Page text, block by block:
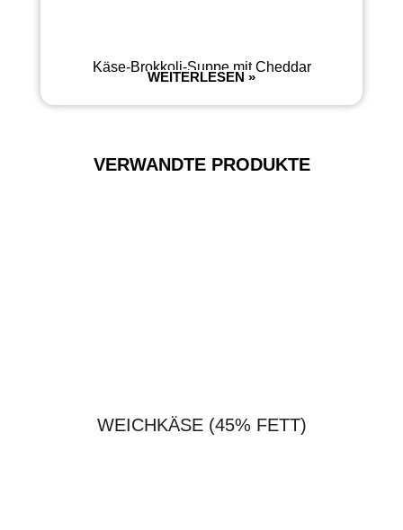
Käse-Brokkoli-Suppe mit Cheddar
WEITERLESEN »
VERWANDTE PRODUKTE
WEICHKÄSE (45% FETT)